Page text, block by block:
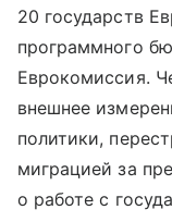
20 государств
программного
Еврокомиссия.
внешнее
политики,
миграцией за
о работе с